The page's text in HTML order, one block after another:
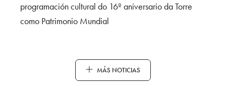
programación cultural do 16º aniversario da Torre
como Patrimonio Mundial
MÁS NOTICIAS